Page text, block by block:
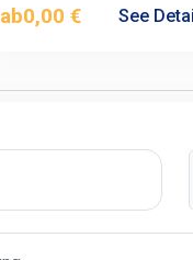
ab0,00 € See